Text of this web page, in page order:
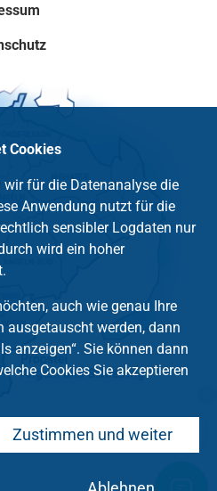
Cookies
für die Datenanalyse die
Anwendung nutzt für die
sensibler Logdaten nur
wird ein hoher
auch wie genau Ihre
ausgetauscht werden, dann
anzeigen“. Sie können dann
Cookies Sie akzeptieren
Zustimmen und weiter
Team des Kirchenkreises